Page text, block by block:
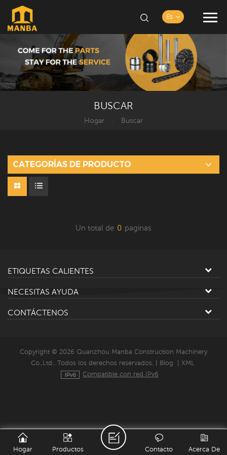
Es
BUSCAR
Hogar / Buscar
CATEGORÍAS DE PRODUCTO
Un total de 0 paginas
ETIQUETAS CALIENTES
NECESITAS AYUDA
CONTÁCTENOS
Copyright © 2026 Quanzhou Manba Construction Machinery
Co.,Ltd.. Todos los derechos reservados. |
Blog
XML
Compatible con red IPv6
Hogar Productos Acerca De
Contacto